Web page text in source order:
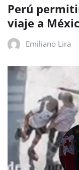
Perú
viaje a
Emiliano Lira